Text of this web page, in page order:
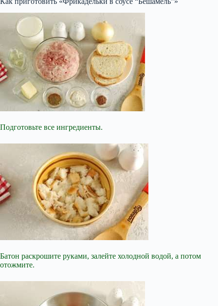
Подготовьте все ингредиенты.
Батон раскрошите руками, залейте холодной водой, а потом
отожмите.